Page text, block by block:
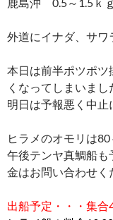
外道にイナダ、サワ
本日は前半ポツポツ
くなってしまいまし
明日は予報悪く中止
ヒラメのオモリは80
午後テンヤ真鯛船
金はお問い合わせく
出船予定・・・集合